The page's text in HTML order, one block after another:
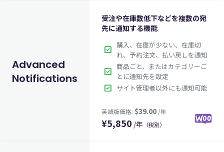
Advanced
Notifications
受注や在庫数低下などを複数の宛
先に通知する機能
check_box 購入、在庫が少ない、在庫切
れ、予約注文、払い戻しを通知
check_box 商品ごと、またはカテゴリーご
とに通知先を設定
check_box サイト管理者以外にも通知可能
¥5,850 /年 （税別）